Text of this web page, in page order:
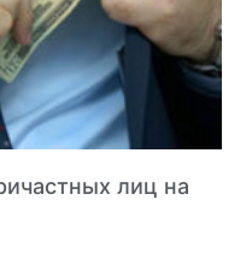
лиц на